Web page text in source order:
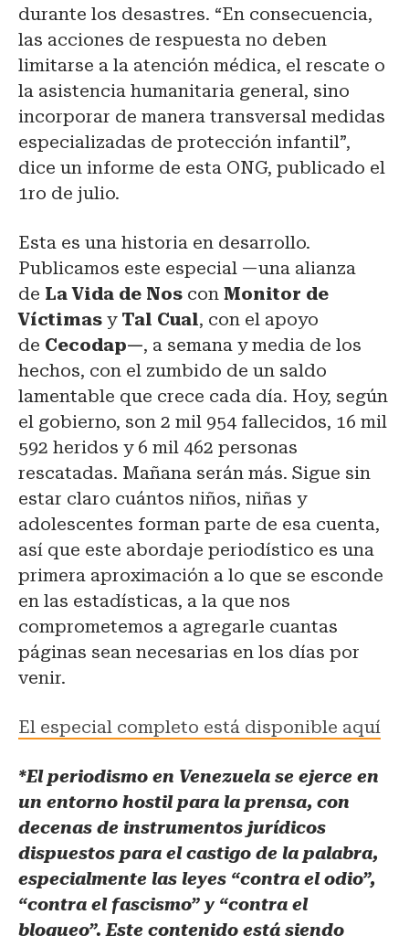
durante los desastres. “En consecuencia,
las acciones de respuesta no deben
limitarse a la atención médica, el rescate o
la asistencia humanitaria general, sino
incorporar de manera transversal medidas
especializadas de protección infantil”,
dice un informe de esta ONG, publicado el
1ro de julio.
Esta es una historia en desarrollo.
Publicamos este especial —una alianza
de La Vida de Nos con Monitor de
Víctimas yTal Cual, con el apoyo
de Cecodap—, a semana y media de los
hechos, con el zumbido de un saldo
lamentable que crece cada día. Hoy, según
el gobierno, son 2 mil 954 fallecidos, 16 mil
592 heridos y 6 mil 462 personas
rescatadas. Mañana serán más. Sigue sin
estar claro cuántos niños, niñas y
adolescentes forman parte de esa cuenta,
así que este abordaje periodístico es una
primera aproximación a lo que se esconde
en las estadísticas, a la que nos
comprometemos a agregarle cuantas
páginas sean necesarias en los días por
venir.
El especial completo está disponible aquí
*El periodismo en Venezuela se ejerce en
un entorno hostil para la prensa, con
decenas de instrumentos jurídicos
dispuestos para el castigo de la palabra,
especialmente las leyes “contra el odio”,
“contra el fascismo” y “contra el
bloqueo”. Este contenido está siendo